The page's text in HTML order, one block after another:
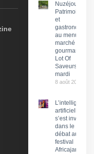
Nuzéjouls :
Patrimoine
et
gastronomie
au menu du
marché
gourmand
Lot Of
Saveurs ce
mardi
8 août 2026
L’intelligence
artificielle
s’est invitée
dans le
débat au
festival
Africajarc